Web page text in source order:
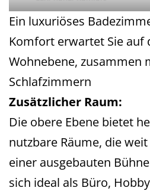
Ein luxuriöses
Komfort erwartet Sie auf
Wohnebene, zusammen
Schlafzimmern
Zusätzlicher Raum:
Die obere Ebene bietet
nutzbare Räume, die
einer ausgebauten
sich ideal als Büro,